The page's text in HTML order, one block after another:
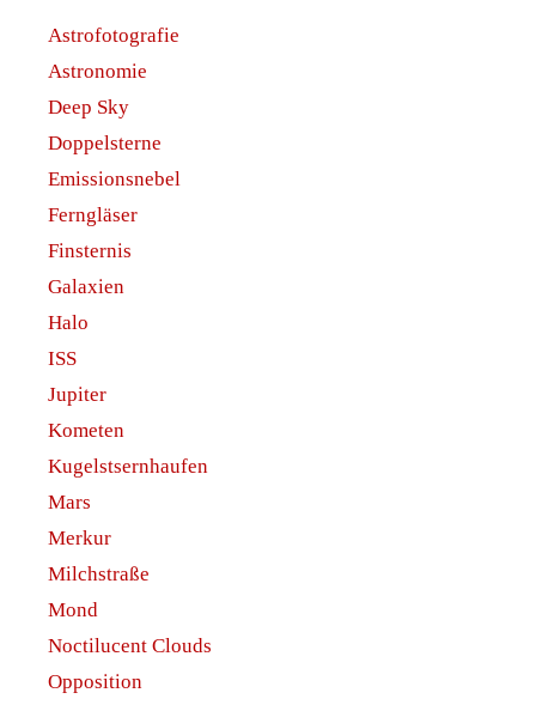
Astrofotografie
Astronomie
Deep Sky
Doppelsterne
Emissionsnebel
Ferngläser
Finsternis
Galaxien
Halo
ISS
Jupiter
Kometen
Kugelstsernhaufen
Mars
Merkur
Milchstraße
Mond
Noctilucent Clouds
Opposition